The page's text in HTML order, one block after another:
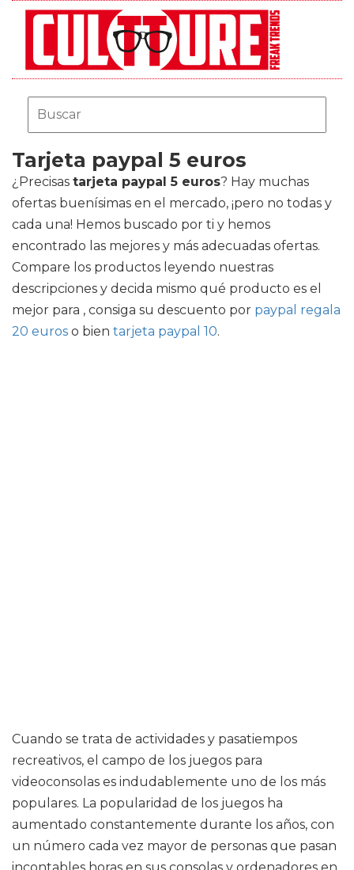
Tarjeta paypal 5 euros
¿Precisas tarjeta paypal 5 euros? Hay muchas
ofertas buenísimas en el mercado, ¡pero no todas y
cada una! Hemos buscado por ti y hemos
encontrado las mejores y más adecuadas ofertas.
Compare los productos leyendo nuestras
descripciones y decida mismo qué producto es el
mejor para , consiga su descuento por paypal regala
20 euros o bien tarjeta paypal 10.
Cuando se trata de actividades y pasatiempos
recreativos, el campo de los juegos para
videoconsolas es indudablemente uno de los más
populares. La popularidad de los juegos ha
aumentado constantemente durante los años, con
un número cada vez mayor de personas que pasan